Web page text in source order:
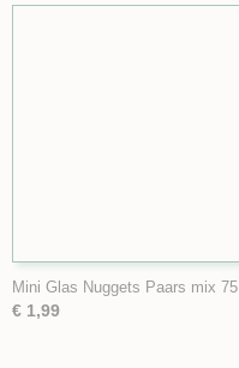
Mini Glas Nuggets Paars mix 75
€ 1,99